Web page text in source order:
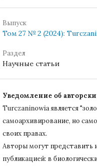
Выпуск
Том 27 № 2 (2024):
Раздел
Научные статьи
Уведомление об
Turczaninowiа является
самоархивирование, но
своих правах.
Авторы могут представить
публикацией: в